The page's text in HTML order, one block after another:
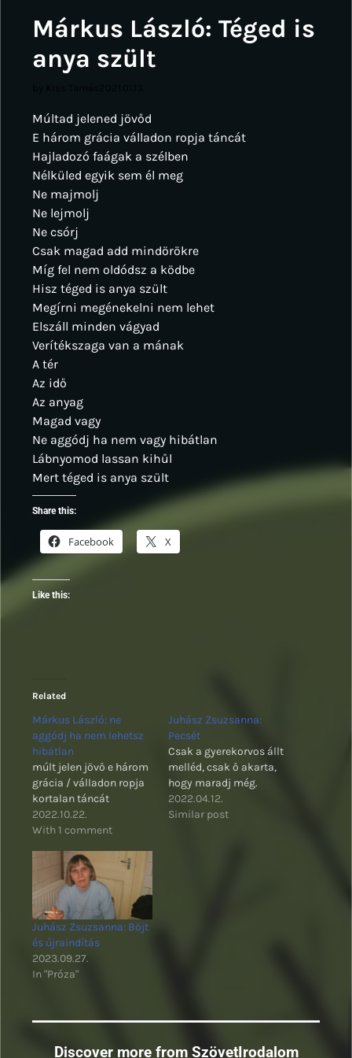
Márkus László: Téged is
anya szült
Múltad jelened jövőd
E három grácia válladon ropja táncát
Hajladozó faágak a szélben
Nélküled egyik sem él meg
Ne majmolj
Ne lejmolj
Ne csórj
Csak magad add mindörökre
Míg fel nem oldódsz a ködbe
Hisz téged is anya szült
Megírni megénekelni nem lehet
Elszáll minden vágyad
Verítékszaga van a mának
A tér
Az idő
Az anyag
Magad vagy
Ne aggódj ha nem vagy hibátlan
Lábnyomod lassan kihűl
Mert téged is anya szült
Share this:
Facebook X
Like this:
Related
Márkus László: ne
aggódj ha nem lehetsz
hibátlan
múlt jelen jövő e három
grácia / válladon ropja
kortalan táncát
2022.10.22.
With 1 comment
Juhász Zsuzsanna:
Pecsét
Csak a gyerekorvos állt
melléd, csak ő akarta,
hogy maradj még.
2022.04.12.
Similar post
Juhász Zsuzsanna: Böjt
és újraindítás
2023.09.27.
In "Próza"
Discover more from SzövetIrodalom